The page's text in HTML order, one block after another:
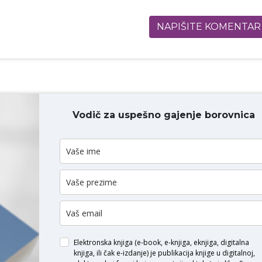
NAPIŠITE KOMENTAR
KOMENTAR
Vodič za uspešno gajenje borovnica
Elektronska knjiga (e-book, e-knjiga, eknjiga, digitalna
knjiga, ili čak e-izdanje) je publikacija knjige u digitalnoj,